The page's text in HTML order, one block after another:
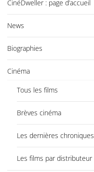
CinéDweller : page d’accueil
News
Biographies
Cinéma
Tous les films
Brèves cinéma
Les dernières chroniques
Les films par distributeur